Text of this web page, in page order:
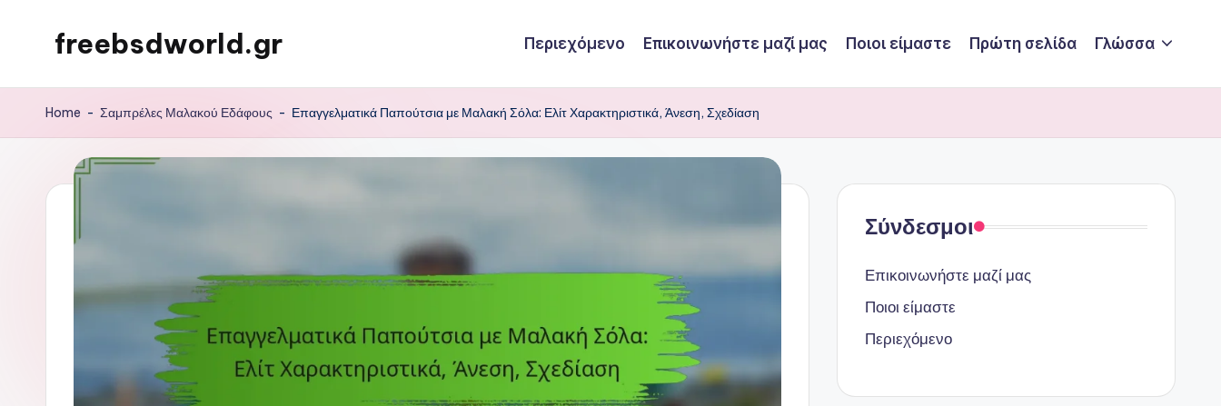
freebsdworld.gr Περιεχόμενο Επικοινωνήστε μαζί μας Ποιοι είμαστε Πρώτη σελίδα Γλώσσα
Home - Σαμπρέλες Μαλακού Εδάφους - Επαγγελματικά Παπούτσια με Μαλακή Σόλα: Ελίτ Χαρακτηριστικά, Άνεση, Σχεδίαση
Σύνδεσμοι
Επικοινωνήστε μαζί μας
Ποιοι είμαστε
Περιεχόμενο